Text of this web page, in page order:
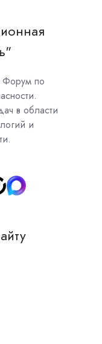
Форум по
в области
и